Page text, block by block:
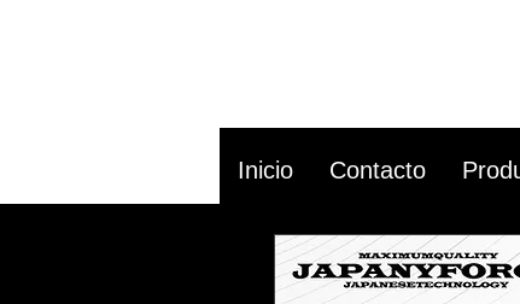
Inicio Contacto